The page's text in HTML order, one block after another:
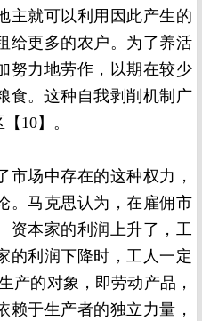
主就可以利用因此产生的
给更多的农户。为了养活
努力地劳作，以期在较少
食。这种自我剥削机制广
10】 。
市场中存在的这种权力，
。马克思认为，在雇佣市
资本家的利润上升了，工
的利润下降时，工人一定
产的对象，即劳动产品，
赖于生产者的独立力量，